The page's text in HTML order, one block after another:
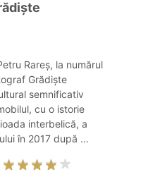
Rareș, la numărul
Grădiște
semnificativ
cu o istorie
interbelică, a
în 2017 după ...